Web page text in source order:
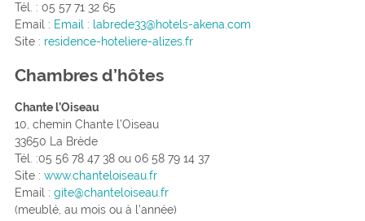
Tél. : 05 57 71 32 65
Email : Email : labrede33@hotels-akena.com
Site : residence-hoteliere-alizes.fr
Chambres d’hôtes
Chante l’Oiseau
10, chemin Chante l’Oiseau
33650 La Brède
Tél. :05 56 78 47 38 ou 06 58 79 14 37
Site : www.chanteloiseau.fr
Email : gite@chanteloiseau.fr
(meublé, au mois ou à l’année)